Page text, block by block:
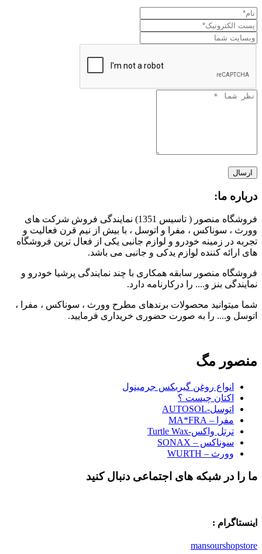
درباره ما:
فروشگاه منصور ( تاسیس 1351) نمایندگی فروش شرکت های
وورث ، سوناکس ، مفرا و اتوسل ، با بیش از نیم قرن فعالیت و
تجربه در زمینه خودرو و لوازم جانبی یکی از فعال ترین فروشگاه
های ارائه کننده لوازم یدکی و جانبی می باشد.
فروشگاه منصور سابقه همکاری با چند نمایندگی پرشیا خودرو و
نمایندگی بنز و.... را درکارنامه دارد.
شما میتوانید محصولات برندهای مطرح وورث ، سوناکس ، مفرا ،
اتوسل و.... را به صورت حضوری خریداری فرمایید.
منصور مگ
انواع روغن گیربکس جرمینول
اکتان چیست ؟
اتوسل-AUTOSOL
مفرا – MA*FRA
ترتل واکس-Turtle Wax
سوناکس – SONAX
وورث – WURTH
ما را در شبکه های اجتماعی دنبال کنید
اینستاگرام :
mansourshopstore